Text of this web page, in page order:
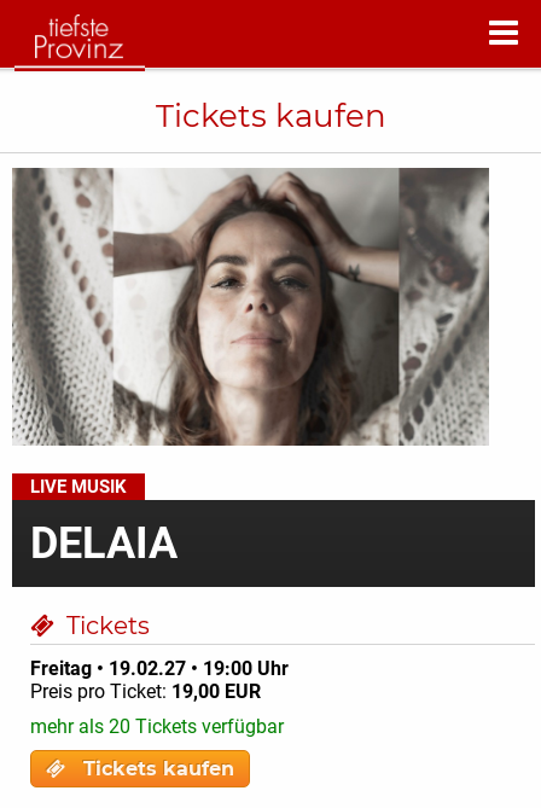
Tickets kaufen
LIVE MUSIK
DELAIA
Tickets
Freitag • 19.02.27 • 19:00 Uhr
Preis pro Ticket: 19,00 EUR
mehr als 20 Tickets verfügbar
Tickets kaufen